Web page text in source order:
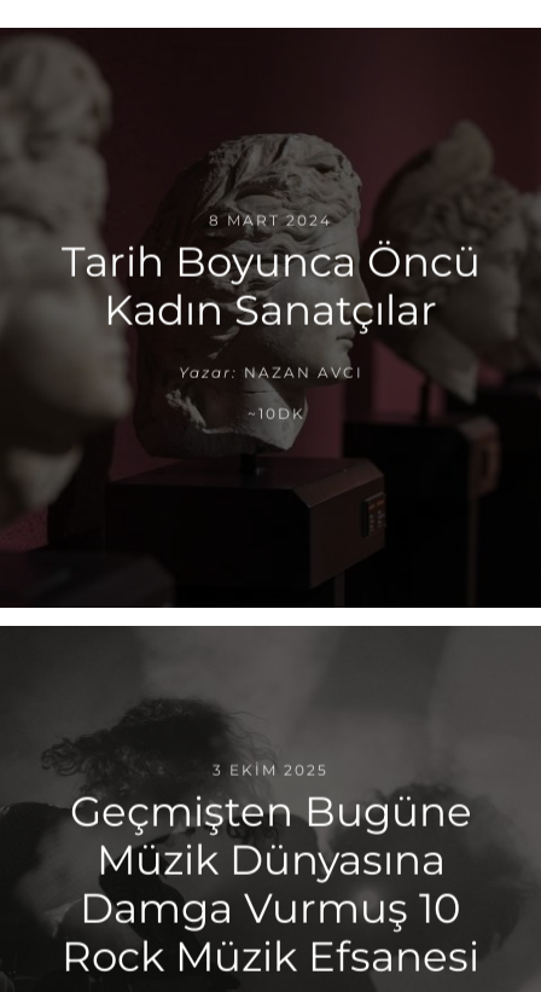
8 MART 2024
Tarih Boyunca Öncü
Kadın Sanatçılar
Yazar: NAZAN AVCI
~10DK
3 EKIM 2025
Geçmişten Bugüne
Müzik Dünyasına
Damga Vurmuş 10
Rock Müzik Efsanesi